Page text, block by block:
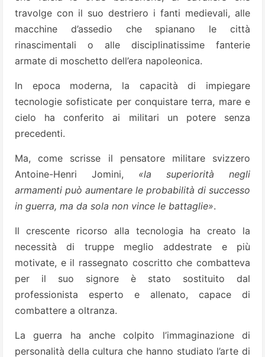
travolge con il suo destriero i fanti medievali, alle
macchine d’assedio che spianano le città
rinascimentali o alle disciplinatissime fanterie
armate di moschetto dell’era napoleonica.
In epoca moderna, la capacità di impiegare
tecnologie sofisticate per conquistare terra, mare e
cielo ha conferito ai militari un potere senza
precedenti.
Ma, come scrisse il pensatore militare svizzero
Antoine-Henri Jomini, «la superiorità negli
armamenti può aumentare le probabilità di successo
in guerra, ma da sola non vince le battaglie».
Il crescente ricorso alla tecnologia ha creato la
necessità di truppe meglio addestrate e più
motivate, e il rassegnato coscritto che combatteva
per il suo signore è stato sostituito dal
professionista esperto e allenato, capace di
combattere a oltranza.
La guerra ha anche colpito l’immaginazione di
personalità della cultura che hanno studiato l’arte di